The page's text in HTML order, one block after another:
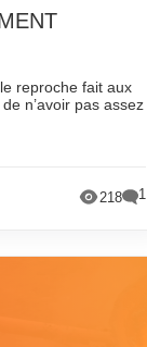
2017
reproche fait aux
n’avoir pas assez
218 1